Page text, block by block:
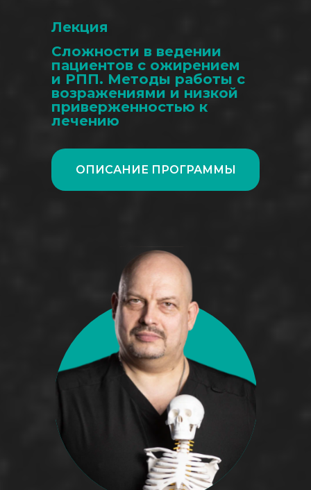
Сложности в ведении
пациентов с ожирением
и РПП. Методы работы с
возражениями и низкой
приверженностью к
лечению
Лекция
ОПИСАНИЕ ПРОГРАММЫ